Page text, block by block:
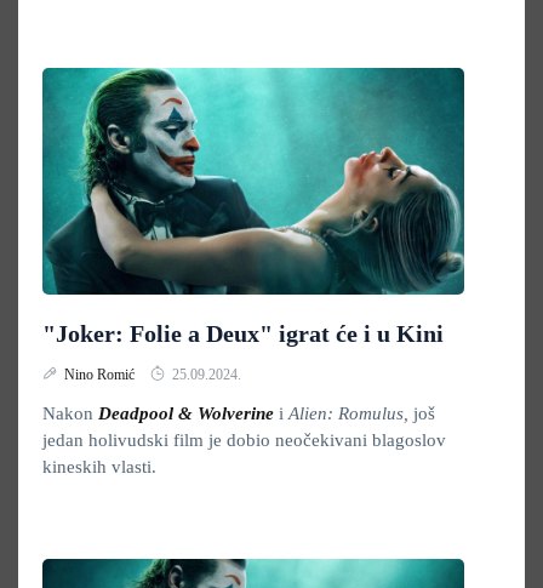
"Joker: Folie a Deux" igrat će i u Kini
Nino Romić 25.09.2024.
Nakon Deadpool & Wolverine i Alien: Romulus, još
jedan holivudski film je dobio neočekivani blagoslov
kineskih vlasti.